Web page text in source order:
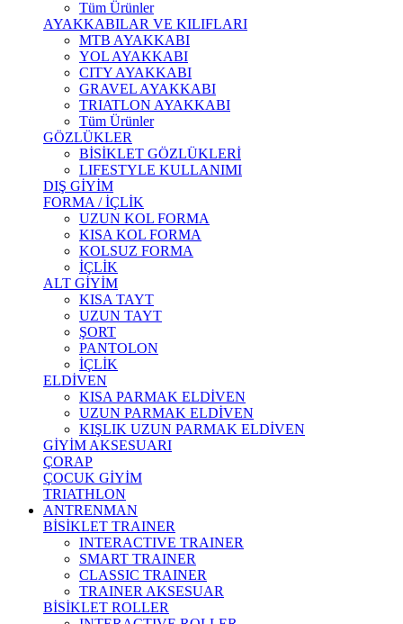
Tüm Ürünler
AYAKKABILAR VE KILIFLARI
MTB AYAKKABI
YOL AYAKKABI
CITY AYAKKABI
GRAVEL AYAKKABI
TRIATLON AYAKKABI
Tüm Ürünler
GÖZLÜKLER
BİSİKLET GÖZLÜKLERİ
LIFESTYLE KULLANIMI
DIŞ GİYİM
FORMA / İÇLİK
UZUN KOL FORMA
KISA KOL FORMA
KOLSUZ FORMA
İÇLİK
ALT GİYİM
KISA TAYT
UZUN TAYT
ŞORT
PANTOLON
İÇLİK
ELDİVEN
KISA PARMAK ELDİVEN
UZUN PARMAK ELDİVEN
KIŞLIK UZUN PARMAK ELDİVEN
GİYİM AKSESUARI
ÇORAP
ÇOCUK GİYİM
TRIATHLON
ANTRENMAN
BİSİKLET TRAINER
INTERACTIVE TRAINER
SMART TRAINER
CLASSIC TRAINER
TRAINER AKSESUAR
BİSİKLET ROLLER